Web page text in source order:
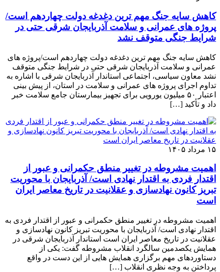
کاهش سایه جنگ مهم ‌ترین دغدغه دولت چهاردهم است/
پروژه ‌های عمرانی و سلامت آذربایجان شرقی حتی در
شرایط جنگی متوقف نشد
کاهش سایه جنگ مهم ‌ترین دغدغه دولت چهاردهم است/پروژه ‌های
عمرانی و سلامت آذربایجان شرقی حتی در شرایط جنگی متوقف
نشد معاون سیاسی، اجتماعی استاندار آذربایجان شرقی با اشاره به
تداوم اجرای پروژه ‌های عمرانی و سلامت در استان، از پیش ‌بینی
اعتبار ۵۰ میلیون یورویی برای تجهیز بیمارستان جامع سلامت خبر
داد و تأکید […]
۱۵ مرداد ۱۴۰۵
اهمیت مشروطه در تغییر منطق حکمرانی و عبور از
اقتدار فردی به اقتدار نهادی است/ آذربایجان با محوریت
تبریز کانون نهادسازی و عقلانیت در تاریخ معاصر ایران
است
اهمیت مشروطه در تغییر منطق حکمرانی و عبور از اقتدار فردی به
اقتدار نهادی است/ آذربایجان با محوریت تبریز کانون نهادسازی و
عقلانیت در تاریخ معاصر ایران است استاندار آذربایجان شرقی در
همایش یکصدمین سالگرد انقلاب مشروطه گفت: یکی از
دستاوردهای مهم برگزاری همایش هایی از این دست در واقع
پرداختن به وجه نظری انقلاب […]